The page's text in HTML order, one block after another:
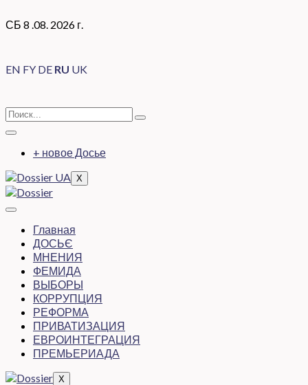
СБ 8 .08. 2026 г.
EN FY DE RU UK
+ новое Досье
X
Главная
ДОСЬЄ
МНЕНИЯ
ФЕМИДА
ВЫБОРЫ
КОРРУПЦИЯ
РЕФОРМА
ПРИВАТИЗАЦИЯ
ЕВРОИНТЕГРАЦИЯ
ПРЕМЬЕРИАДА
X